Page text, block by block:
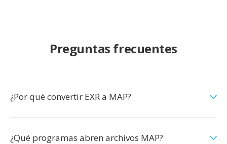
Preguntas frecuentes
¿Por qué convertir EXR a MAP?
¿Qué programas abren archivos MAP?